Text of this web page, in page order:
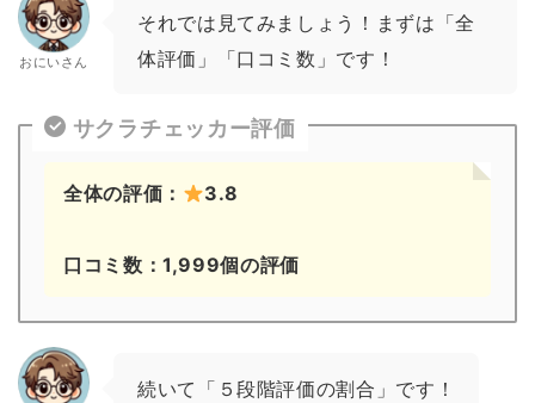
おにいさん
それでは見てみましょう！まずは「全
体評価」「口コミ数」です！
サクラチェッカー評価
全体の評価： 3.8
口コミ数：1,999個の評価
続いて「５段階評価の割合」です！